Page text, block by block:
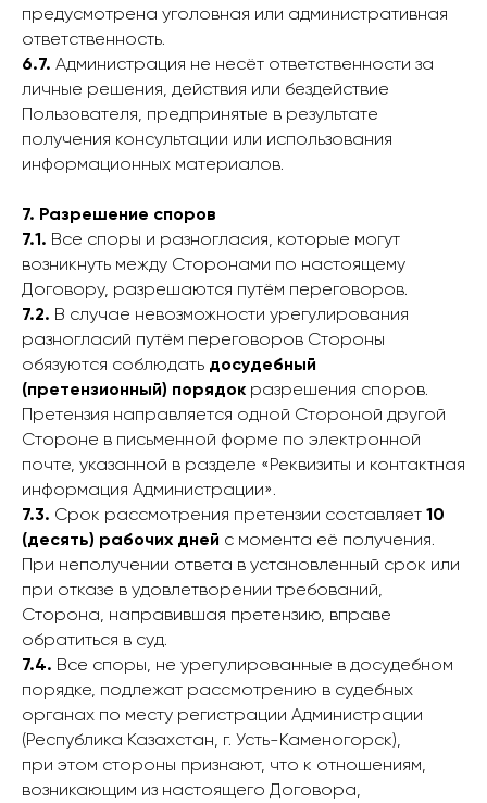
предусмотрена уголовная или административная
ответственность.
6.7. Администрация не несёт ответственности за
личные решения, действия или бездействие
Пользователя, предпринятые в результате
получения консультации или использования
информационных материалов.
7. Разрешение споров
7.1. Все споры и разногласия, которые могут
возникнуть между Сторонами по настоящему
Договору, разрешаются путём переговоров.
7.2. В случае невозможности урегулирования
разногласий путём переговоров Стороны
обязуются соблюдать досудебный
(претензионный) порядок разрешения споров.
Претензия направляется одной Стороной другой
Стороне в письменной форме по электронной
почте, указанной в разделе «Реквизиты и контактная
информация Администрации».
7.3. Срок рассмотрения претензии составляет 10
(десять) рабочих дней с момента её получения.
При неполучении ответа в установленный срок или
при отказе в удовлетворении требований,
Сторона, направившая претензию, вправе
обратиться в суд.
7.4. Все споры, не урегулированные в досудебном
порядке, подлежат рассмотрению в судебных
органах по месту регистрации Администрации
(Республика Казахстан, г. Усть-Каменогорск),
при этом стороны признают, что к отношениям,
возникающим из настоящего Договора,